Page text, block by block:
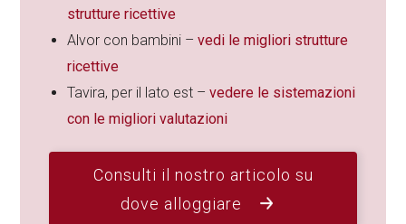
strutture ricettive
Alvor con bambini –vedi le migliori strutture
ricettive
Tavira, per il lato est –vedere le sistemazioni
con le migliori valutazioni
Consulti il nostro articolo su
dove alloggiare